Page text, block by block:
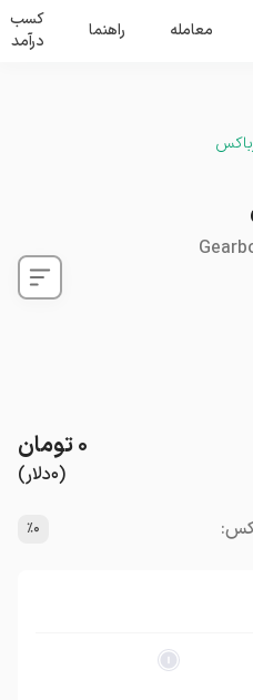
معامله راهنما
کسب
درآمد
(۰دلار)
۰تومان
٪۰